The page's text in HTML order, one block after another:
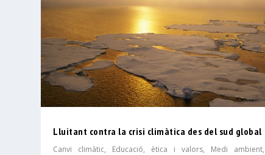
Lluitant contra la crisi climàtica des del sud global
Canvi climàtic, Educació, ètica i valors, Medi ambient,